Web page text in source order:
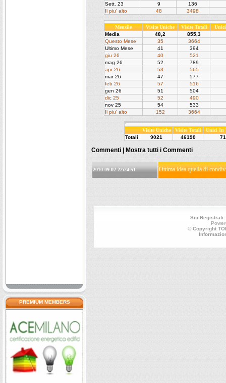
PREMIUM MEMBERS
Sett. 23
9
136
Il piu' alto
48 3498
Mensile Visite Uniche Visite Totali
Media
48,2
855,3
Questo Mese
35
3664
Ultimo Mese
41
394
giu 26
40
521
mag 26
52
789
apr 26
53
565
mar 26
47
577
feb 26
57
516
gen 26
51
504
dic 25
52
490
nov 25
54
533
Il piu' alto
152 3664
Visite Uniche Visite Totali
Unici In
Totali
9021 46190
Commenti | Mostra tutti i Commenti
2010-09-02 22:24:51 Ottima idea quella di
Siti
© Copyright